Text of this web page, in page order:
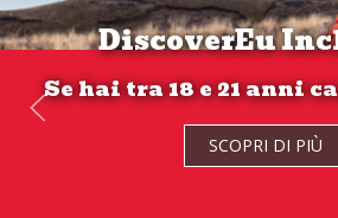
DiscoverEu
Se hai tra 18 e 21 anni
SCOPRI DI PIÙ